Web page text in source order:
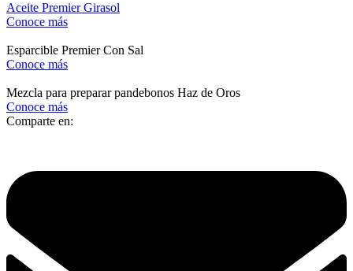
Aceite Premier Girasol
Conoce más
Esparcible Premier Con Sal
Conoce más
Mezcla para preparar pandebonos Haz de Oros
Conoce más
Comparte en: